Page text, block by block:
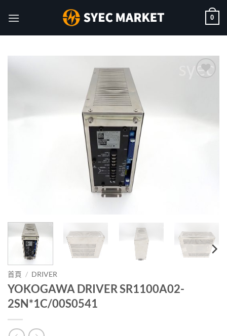
0
首頁 / DRIVER
YOKOGAWA DRIVER SR1100A02-
2SN*1C/00S0541